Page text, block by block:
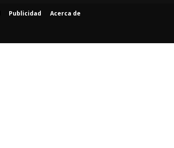
Publicidad Acerca de